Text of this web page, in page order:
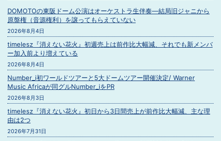
DOMOTOの東阪ドーム公演はオーケストラ生伴奏―結局旧ジャニから
原盤権（音源権利）を譲ってもらえていない
2026年8月4日
timelesz『消えない花火』初週売上は前作比大幅減、それでも新メンバ
ー加入前より増えている
2026年8月4日
Number_i初ワールドツアーと5大ドームツアー開催決定/ Warner
Music Africaが同グルNumber_iをPR
2026年8月3日
timelesz『消えない花火』初日から3日間売上が前作比大幅減、主な理
由は2つ
2026年7月31日